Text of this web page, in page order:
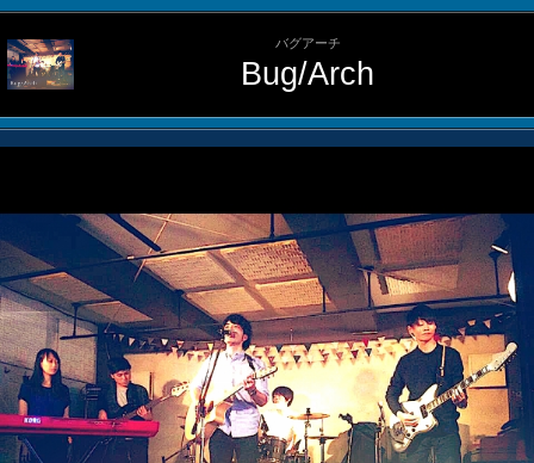
バグアーチ
Bug/Arch